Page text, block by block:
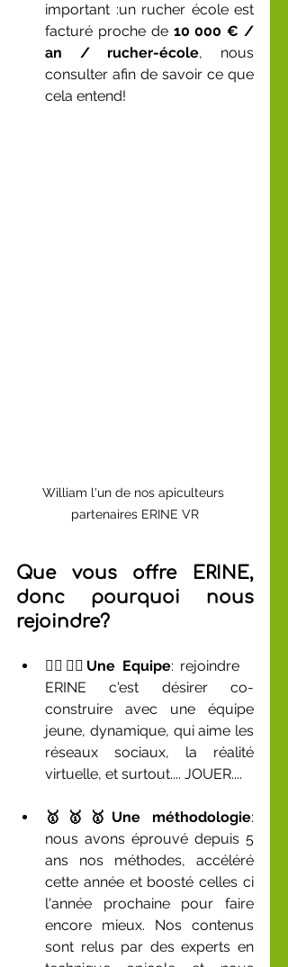
important :un rucher école est
facturé proche de 10 000 € /
an / rucher-école, nous
consulter afin de savoir ce que
cela entend!
William l'un de nos apiculteurs
partenaires ERINE VR
Que vous offre ERINE,
donc pourquoi nous
rejoindre?
🙋‍♂️🙋‍♀️Une Equipe: rejoindre
ERINE c'est désirer co-
construire avec une équipe
jeune, dynamique, qui aime les
réseaux sociaux, la réalité
virtuelle, et surtout.... JOUER....
🥇🥇🥇Une méthodologie:
nous avons éprouvé depuis 5
ans nos méthodes, accéléré
cette année et boosté celles ci
l'année prochaine pour faire
encore mieux. Nos contenus
sont relus par des experts en